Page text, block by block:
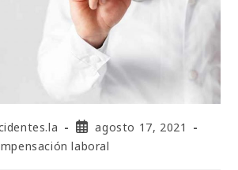
agosto 17, 2021
laboral